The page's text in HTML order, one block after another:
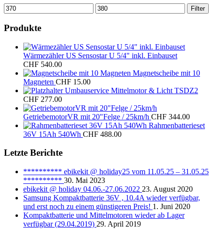
Min.
Preis
Max.
Preis
Filter
Produkte
Wärmezähler US Sensostar U 5/4" inkl. Einbauset
CHF 540.00
Magnetscheibe mit 10
Magneten CHF 15.00
Umbauservice Mittelmotor & Licht TSDZ2
CHF 277.00
GetriebemotorVR mit 20"Felge / 25km/h CHF 344.00
Rahmenbatterieset
36V 15Ah 540Wh CHF 488.00
Letzte Berichte
********** ebikekit @ holiday25 vom 11.05.25 – 31.05.25
********** 30. Mai 2023
ebikekit @ holiday 04.06.-27.06.2022 23. August 2020
Samsung Kompaktbatterie 36V , 10.4A wieder verfügbar,
und erst noch zu einem günstigeren Preis! 1. Juni 2020
Kompaktbatterie und Mittelmotoren wieder ab Lager
verfügbar (29.04.2019) 29. April 2019